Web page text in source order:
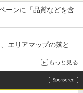
ーンに「品質などを含
エリアマップの落とし
もっと見る